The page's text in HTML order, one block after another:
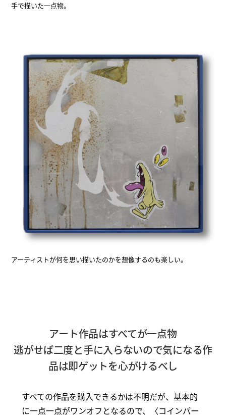
手で描いた一点物。
アーティストが何を思い描いたのかを想像するのも楽しい。
アート作品はすべてが一点物
逃がせば二度と手に入らないので気になる作
品は即ゲットを心がけるべし
すべての作品を購入できるかは不明だが、基本的
に一点一点がワンオフとなるので、〈コインパー